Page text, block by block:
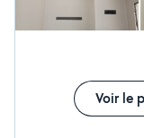
Voir le